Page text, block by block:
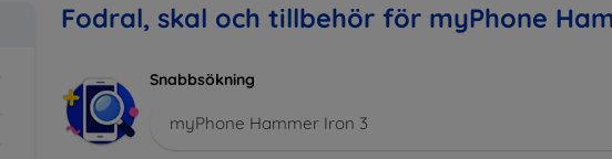
Fodral, skal och tillbehör för myPhone
Snabbsökning
myPhone Hammer Iron 3